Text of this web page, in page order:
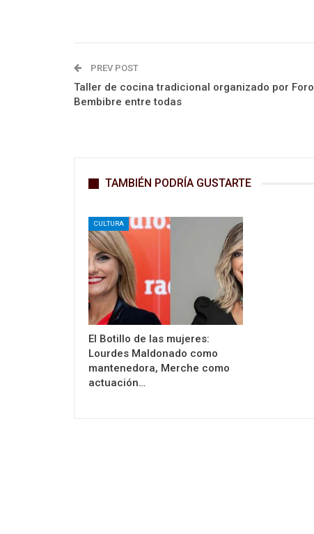
PREV POST
Taller de cocina tradicional organizado por Foro
Bembibre entre todas
TAMBIÉN PODRÍA GUSTARTE
CULTURA
El Botillo de las mujeres:
Lourdes Maldonado como
mantenedora, Merche como
actuación…